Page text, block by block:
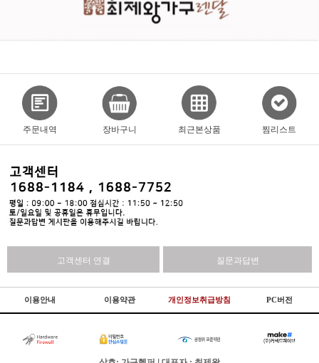
주문내역 장바구니 최근본상품 찜리스트
고객센터 연결 질문과답변
이용안내 이용약관 개인정보취급방침 PC버전